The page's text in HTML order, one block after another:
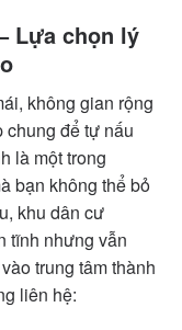
Lựa chọn lý
không gian rộng
chung để tự nấu
là một trong
bạn không thể bỏ
khu dân cư
tĩnh nhưng vẫn
trung tâm thành
liên hệ: